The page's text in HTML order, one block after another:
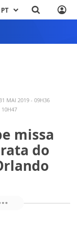
PT
31 MAI 2019 - 09H36
10H47
missa
do